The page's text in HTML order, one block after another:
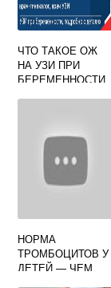
ЧТО ТАКОЕ ОЖ
НА УЗИ ПРИ
БЕРЕМЕННОСТИ
НОРМА
ТРОМБОЦИТОВ У
ДЕТЕЙ — ЧЕМ